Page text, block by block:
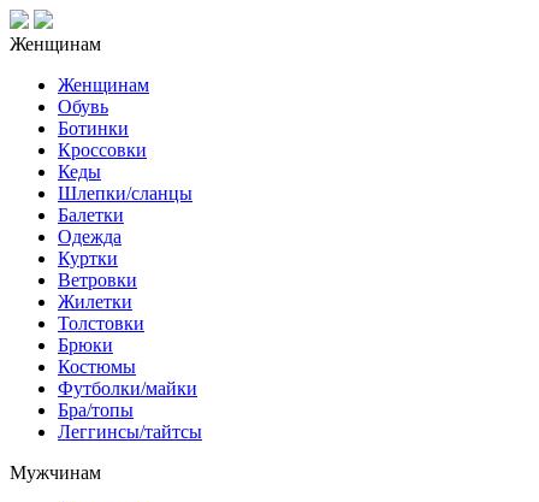
Женщинам
Женщинам
Обувь
Ботинки
Кроссовки
Кеды
Шлепки/сланцы
Балетки
Одежда
Куртки
Ветровки
Жилетки
Толстовки
Брюки
Костюмы
Футболки/майки
Бра/топы
Леггинсы/тайтсы
Мужчинам